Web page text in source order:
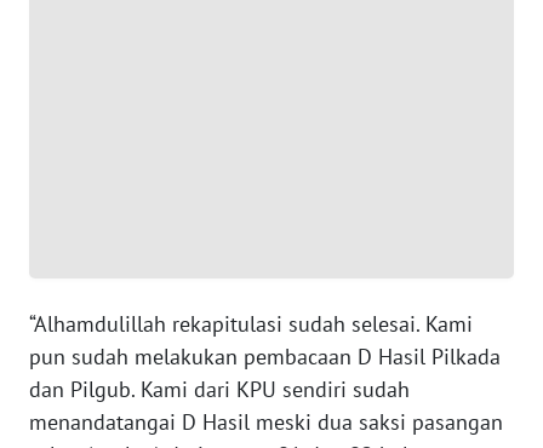
“Alhamdulillah rekapitulasi sudah selesai. Kami
pun sudah melakukan pembacaan D Hasil Pilkada
dan Pilgub. Kami dari KPU sendiri sudah
menandatangai D Hasil meski dua saksi pasangan
WN
PAPUA